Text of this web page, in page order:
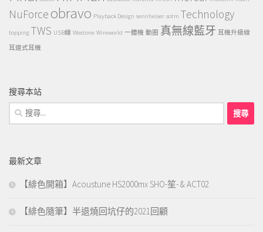
NuForce obravo Playback Design sennheiser sotm Technology
topping TWS USB線 Westone Wireworld 一體機 動圈 真無線藍牙 耳機升級線
耳道式耳機
搜尋本站
搜
尋
字:
最新文章
【緋色開箱】Acoustune HS2000mx SHO-笙- & ACT02
【緋色隨筆】半退燒回坑仔的2021回顧